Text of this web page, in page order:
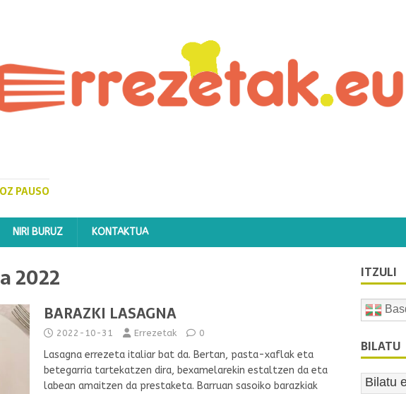
PAUSO
NIRI BURUZ KONTAKTUA
2022
BARAZKI LASAGNA
2022-10-31 Errezetak 0
Lasagna errezeta italiar bat da. Bertan, pasta-xaflak eta
betegarria tartekatzen dira, bexamelarekin estaltzen da eta
labean amaitzen da prestaketa. Barruan sasoiko barazkiak
ITZULI
BILATU